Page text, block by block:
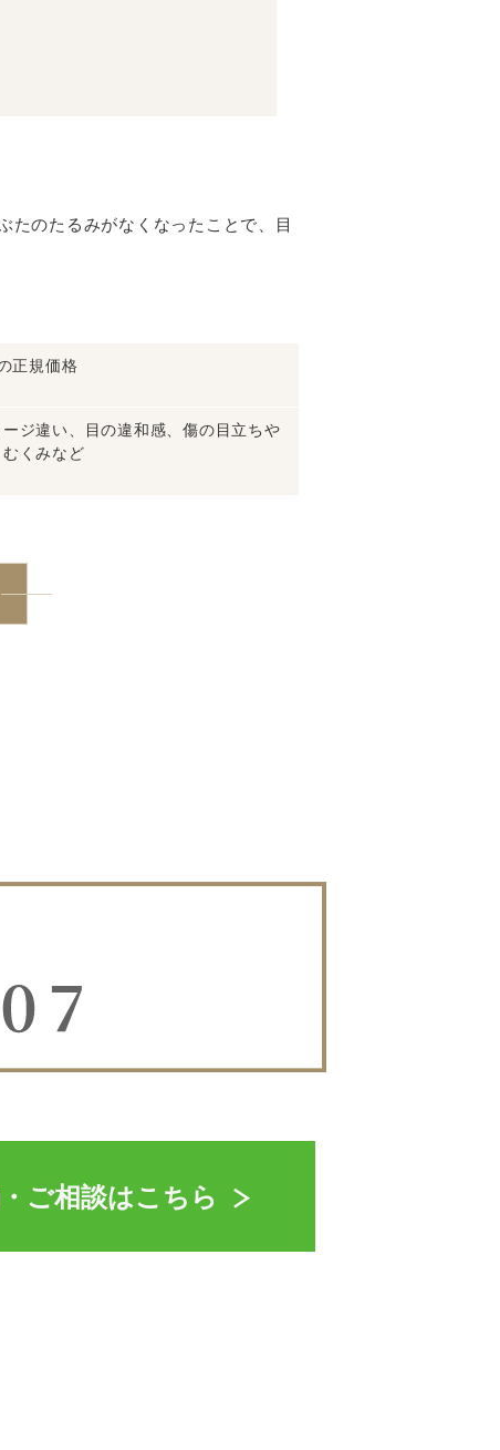
たのたるみがなくなったことで、目
正規価格
ジ違い、目の違和感、傷の目立ちや
くみなど